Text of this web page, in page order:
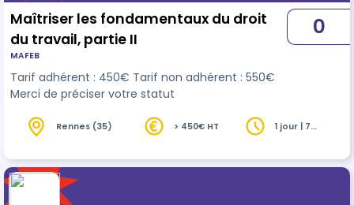
Maîtriser les fondamentaux du droit
du travail, partie II
MAFEB
Tarif adhérent : 450€ Tarif non adhérent : 550€
Merci de préciser votre statut
0
Rennes (35) > 450€ HT
1 jour | 7